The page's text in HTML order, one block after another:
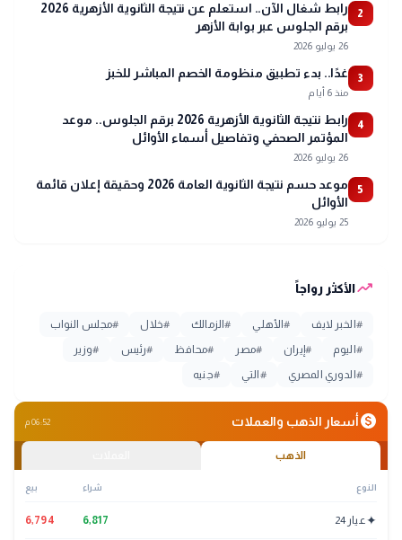
2
رابط شغال الآن.. استعلم عن نتيجة الثانوية الأزهرية 2026
برقم الجلوس عبر بوابة الأزهر
26 يوليو 2026
3 غدًا.. بدء تطبيق منظومة الخصم المباشر للخبز
منذ 6 أيام
4
رابط نتيجة الثانوية الأزهرية 2026 برقم الجلوس.. موعد
المؤتمر الصحفي وتفاصيل أسماء الأوائل
26 يوليو 2026
5
موعد حسم نتيجة الثانوية العامة 2026 وحقيقة إعلان قائمة
الأوائل
25 يوليو 2026
trending_upالأكثر رواجاً
# الخبر لايف #الأهلي #الزمالك #خلال #مجلس النواب
# اليوم # إيران #مصر #محافظ #رئيس #وزير
# الدوري المصري # التي #جنيه
monetization_onأسعار الذهب والعملات 06:52 م
الذهب
النوع شراء بيع
✦عيار 24 6,817
6,794